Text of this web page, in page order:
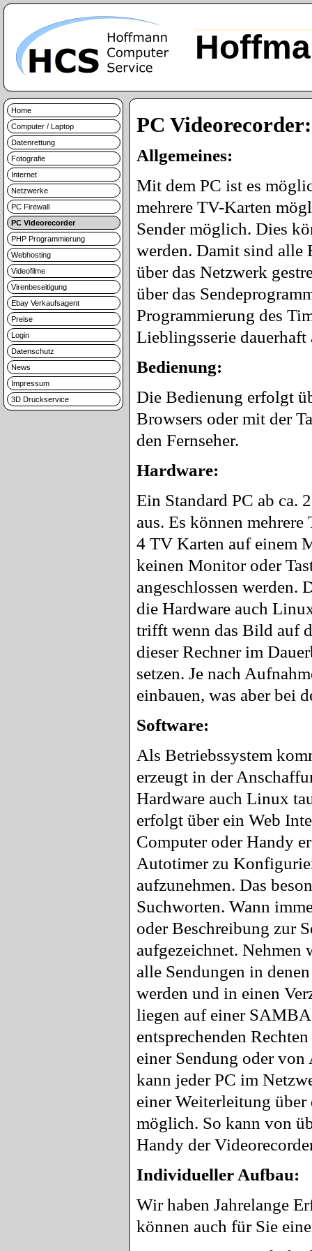
Home
Computer / Laptop
Datenrettung
Fotografie
Internet
Netzwerke
PC Firewall
PC Videorecorder
PHP Programmierung
Webhosting
Videofilme
Virenbeseitigung
Ebay Verkaufsagent
Preise
Login
Datenschutz
News
Impressum
3D Druckservice
PC Videorecorder:
Allgemeines:
Mit dem PC ist es
mehrere TV-Karten
Sender möglich. Dies
werden. Damit sind alle
über das Netzwerk
über das
Programmierung des
Lieblingsserie dauerhaft
Bedienung:
Die Bedienung erfolgt
Browsers oder mit der
den Fernseher.
Hardware:
Ein Standard PC ab ca.
aus. Es können
4 TV Karten auf einem
keinen Monitor oder
angeschlossen werden.
die Hardware auch
trifft wenn das Bild auf
dieser Rechner im
setzen. Je nach
einbauen, was aber bei
Software:
Als Betriebssystem
erzeugt in der
Hardware auch Linux
erfolgt über ein Web
Computer oder Handy
Autotimer zu
aufzunehmen. Das
Suchworten. Wann
oder Beschreibung zur
aufgezeichnet.
alle Sendungen in
werden und in einen
liegen auf einer
entsprechenden
einer Sendung oder
kann jeder PC im
einer Weiterleitung
möglich. So kann von
Handy der
Individueller Aufbau:
Wir haben Jahrelange
können auch für Sie